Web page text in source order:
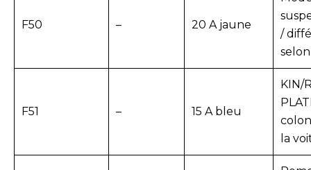
F50 – 20 A jaune
/
F51 – 15 A bleu
KIN/
la